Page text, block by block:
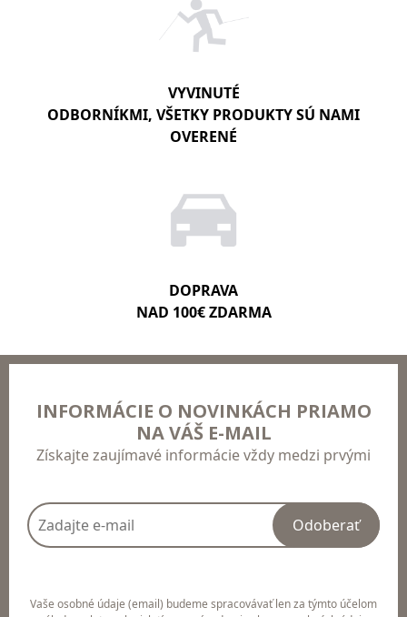
VYVINUTÉ
ODBORNÍKMI, VŠETKY PRODUKTY SÚ NAMI
OVERENÉ
DOPRAVA
NAD 100€ ZDARMA
INFORMÁCIE O NOVINKÁCH PRIAMO
NA VÁŠ E-MAIL
Získajte zaujímavé informácie vždy medzi prvými
Odoberať
Vaše osobné údaje (email) budeme spracovávať len za týmto účelom